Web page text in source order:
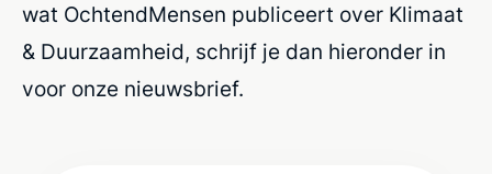
wat OchtendMensen publiceert over Klimaat
& Duurzaamheid, schrijf je dan hieronder in
voor onze nieuwsbrief.